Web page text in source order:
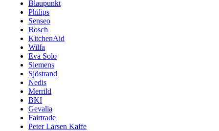
Blaupunkt
Philips
Senseo
Bosch
KitchenAid
Wilfa
Eva Solo
Siemens
Sjöstrand
Nedis
Merrild
BKI
Gevalia
Fairtrade
Peter Larsen Kaffe